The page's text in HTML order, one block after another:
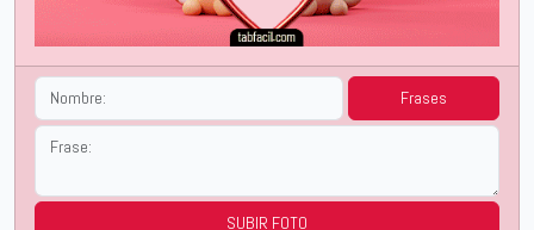
Frases
SUBIR FOTO